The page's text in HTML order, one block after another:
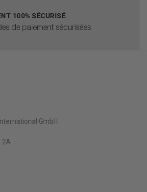
100% SÉCURISÉ
de paiement sécurisées
GmbH